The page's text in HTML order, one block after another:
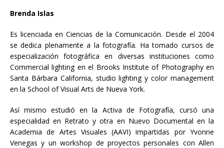
Brenda Islas
Es licenciada en Ciencias de la Comunicación. Desde el 2004
se dedica plenamente a la fotografía. Ha tomado cursos de
especialización fotográfica en diversas instituciones como
Commercial lighting en el Brooks Institute of Photography en
Santa Bárbara California, studio lighting y color management
en la School of Visual Arts de Nueva York.
Así mismo estudió en la Activa de Fotografía, cursó una
especialidad en Retrato y otra en Nuevo Documental en la
Academia de Artes Visuales (AAVI) impartidas por Yvonne
Venegas y un workshop de proyectos personales con Allen